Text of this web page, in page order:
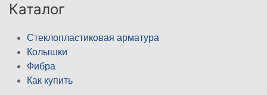
Каталог
Стеклопластиковая арматура
Колышки
Фибра
Как купить